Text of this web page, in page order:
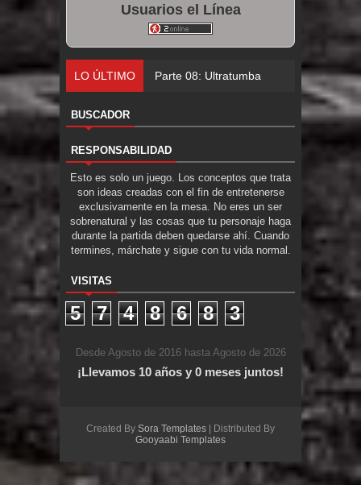
Usuarios el Línea
LO ÚLTIMO Parte 08: Ultratumba
BUSCADOR
RESPONSABILIDAD
Esto es solo un juego. Los conceptos que trata
son ideas creadas con el fin de entretenerse
exclusivamente en la mesa. No eres un ser
sobrenatural y las cosas que tu personaje haga
durante la partida deben quedarse ahí. Cuando
termines, márchate y sigue con tu vida normal.
VISITAS
5 7 4 8 6 8 3
Desde Agosto de 2016 hasta Agosto de 2026
¡Llevamos 10 años y 0 meses juntos!
Created By Sora Templates | Distributed By
Gooyaabi Templates